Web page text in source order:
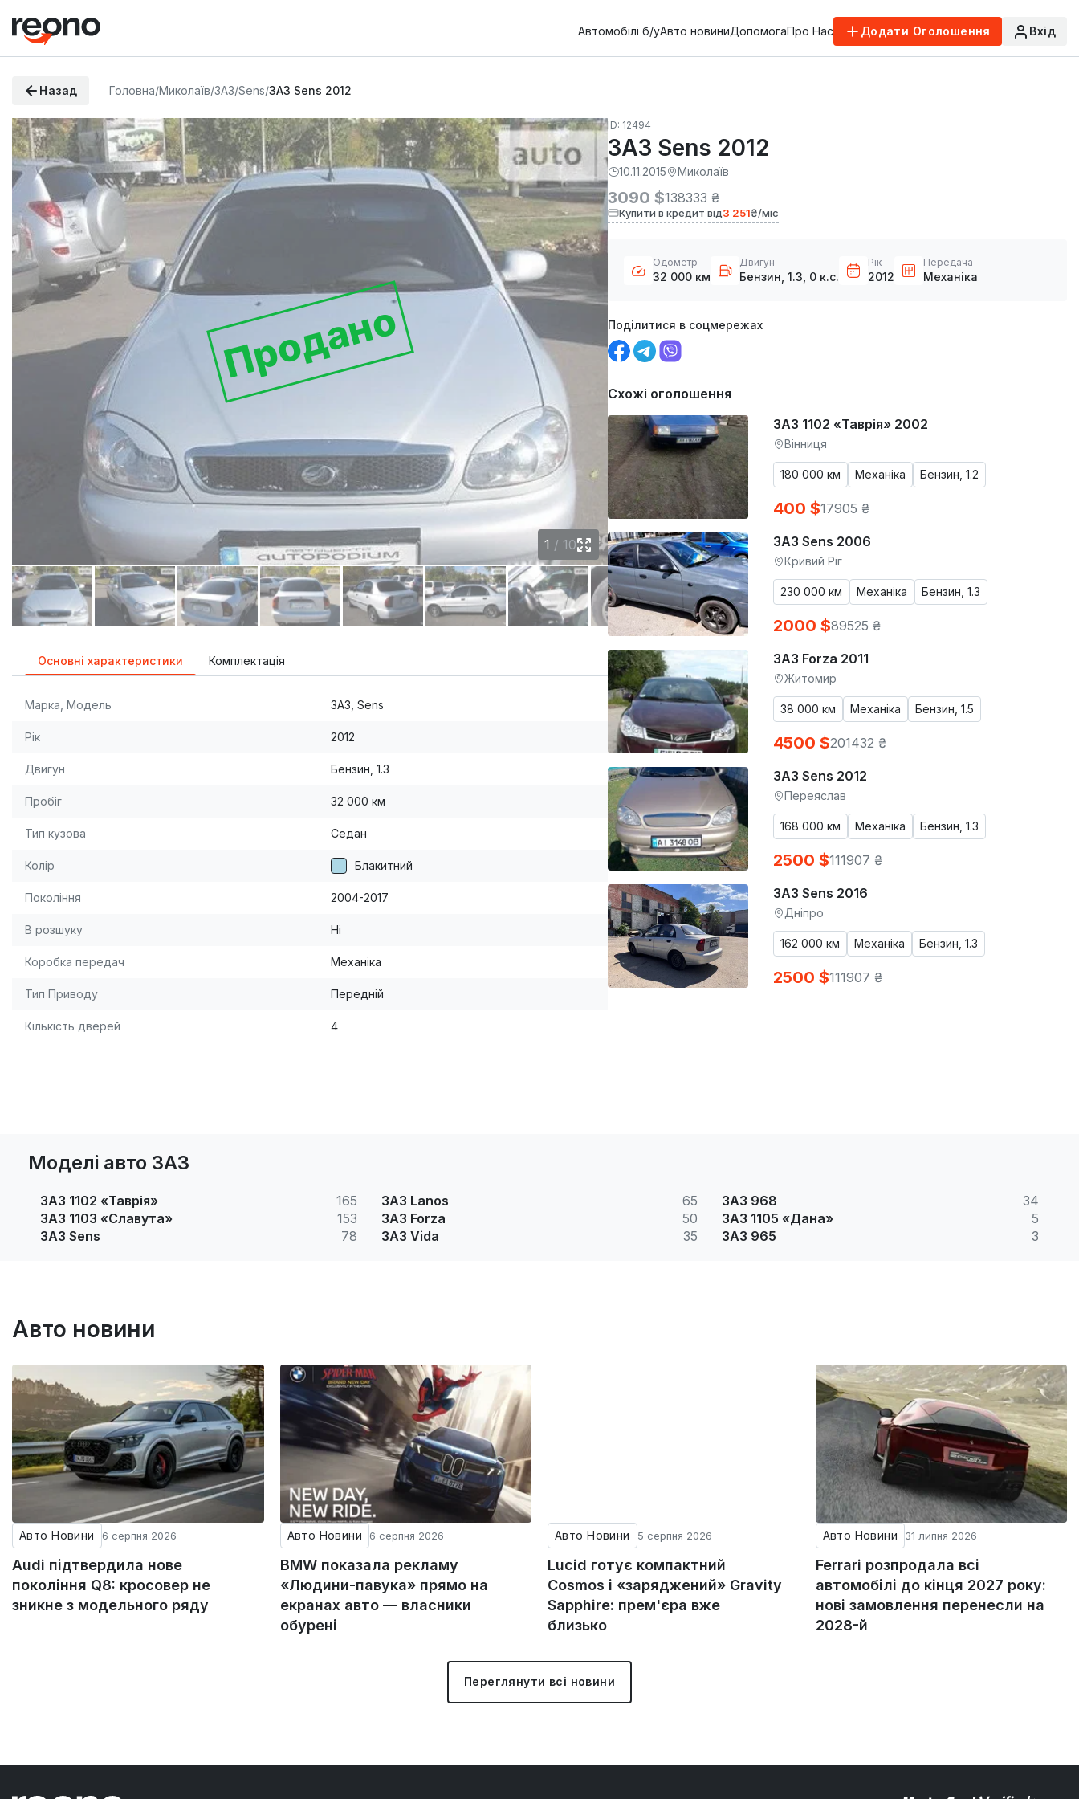
Автомобілі б/уАвто новиниДопомогаПро Нас Додати Оголошення Вхід
Назад Головна/Миколаїв/ЗАЗ/Sens/ЗАЗ Sens 2012
Продано
1 / 10
Основні характеристики Комплектація
Марка, Модель ЗАЗ, Sens
Рік 2012
Двигун Бензин, 1.3
Пробіг 32 000 км
Тип кузова Седан
Колір Блакитний
Покоління 2004-2017
В розшуку Ні
Коробка передач Механіка
Тип Приводу Передній
Кількість дверей 4
ID: 12494
ЗАЗ Sens 2012
10.11.2015 Миколаїв
3090 $138333 ₴
Купити в кредит від3 251₴/міс
Одометр
32 000 км
Двигун
Бензин, 1.3, 0 к.с.
Рік
2012
Передача
Механіка
Поділитися в соцмережах
Схожі оголошення
ЗАЗ 1102 «Таврія» 2002
Вінниця
180 000 км Механіка Бензин, 1.2
400 $17905 ₴
ЗАЗ Sens 2006
Кривий Ріг
230 000 км Механіка Бензин, 1.3
2000 $89525 ₴
ЗАЗ Forza 2011
Житомир
38 000 км Механіка Бензин, 1.5
4500 $201432 ₴
ЗАЗ Sens 2012
Переяслав
168 000 км Механіка Бензин, 1.3
2500 $111907 ₴
ЗАЗ Sens 2016
Дніпро
162 000 км Механіка Бензин, 1.3
2500 $111907 ₴
Моделі авто ЗАЗ
ЗАЗ 1102 «Таврія»
165
ЗАЗ 1103 «Славута»
153
ЗАЗ Sens
78
ЗАЗ Lanos
65
ЗАЗ Forza
50
ЗАЗ Vida
35
ЗАЗ 968
34
ЗАЗ 1105 «Дана»
5
ЗАЗ 965
3
Авто новини
Авто Новини 6 серпня 2026
Audi підтвердила нове
покоління Q8: кросовер не
зникне з модельного ряду
Авто Новини 6 серпня 2026
BMW показала рекламу
«Людини-павука» прямо на
екранах авто — власники
обурені
Авто Новини 5 серпня 2026
Lucid готує компактний
Cosmos і «заряджений» Gravity
Sapphire: прем'єра вже
близько
Авто Новини 31 липня 2026
Ferrari розпродала всі
автомобілі до кінця 2027 року:
нові замовлення перенесли на
2028-й
Переглянути всі новини